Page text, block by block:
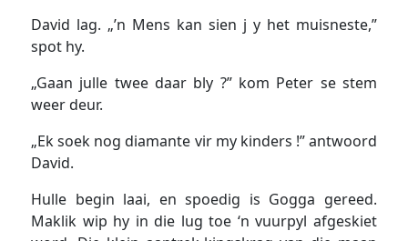
David lag. „’n Mens kan sien j y het muisneste,”
spot hy.
„Gaan julle twee daar bly ?” kom Peter se stem
weer deur.
„Ek soek nog diamante vir my kinders !” antwoord
David.
Hulle begin laai, en spoedig is Gogga gereed.
Maklik wip hy in die lug toe ‘n vuurpyl afgeskiet